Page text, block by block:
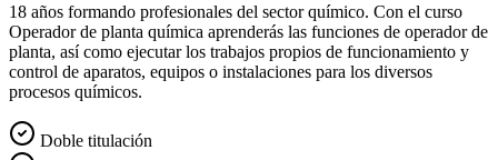
18 años formando profesionales del sector químico. Con el curso
Operador de planta química aprenderás las funciones de operador de
planta, así como ejecutar los trabajos propios de funcionamiento y
control de aparatos, equipos o instalaciones para los diversos
procesos químicos.
Doble titulación